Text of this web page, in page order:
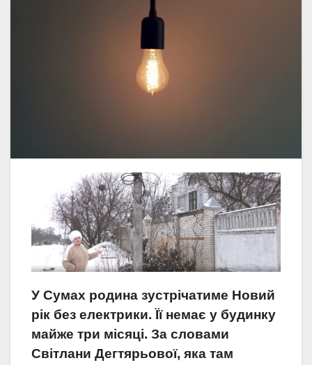
У Сумах родина зустрічатиме Новий
рік без електрики. Її немає у будинку
майже три місяці. За словами
Світлани Дегтярьової, яка там